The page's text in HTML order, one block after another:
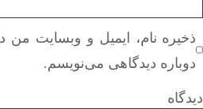
دیدگاه
ذخیره نام، ایمیل و وبسایت من
دوباره دیدگاهی می‌نویسم.